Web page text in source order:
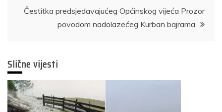
Čestitka predsjedavajućeg Općinskog vijeća Prozor
povodom nadolazećeg Kurban bajrama
Slične vijesti